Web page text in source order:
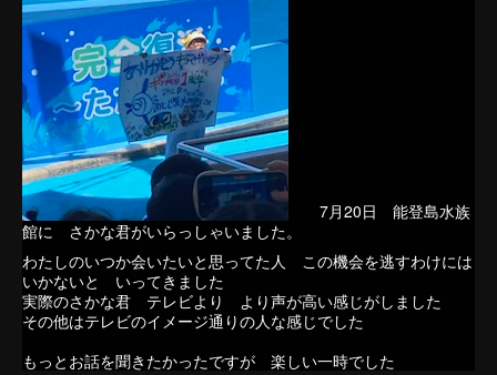
7月20日 能登島水族
館に さかな君がいらっしゃいました。
わたしのいつか会いたいと思ってた人 この機会を逃すわけには
いかないと いってきました
実際のさかな君 テレビより より声が高い感じがしました
その他はテレビのイメージ通りの人な感じでした
もっとお話を聞きたかったですが 楽しい一時でした